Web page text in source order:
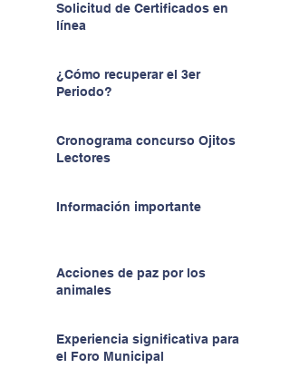
Solicitud de Certificados en
línea
¿Cómo recuperar el 3er
Periodo?
Cronograma concurso Ojitos
Lectores
Información importante
Acciones de paz por los
animales
Experiencia significativa para
el Foro Municipal